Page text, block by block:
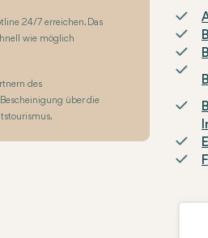
24/7 erreichen. Das
wie möglich
des
über die